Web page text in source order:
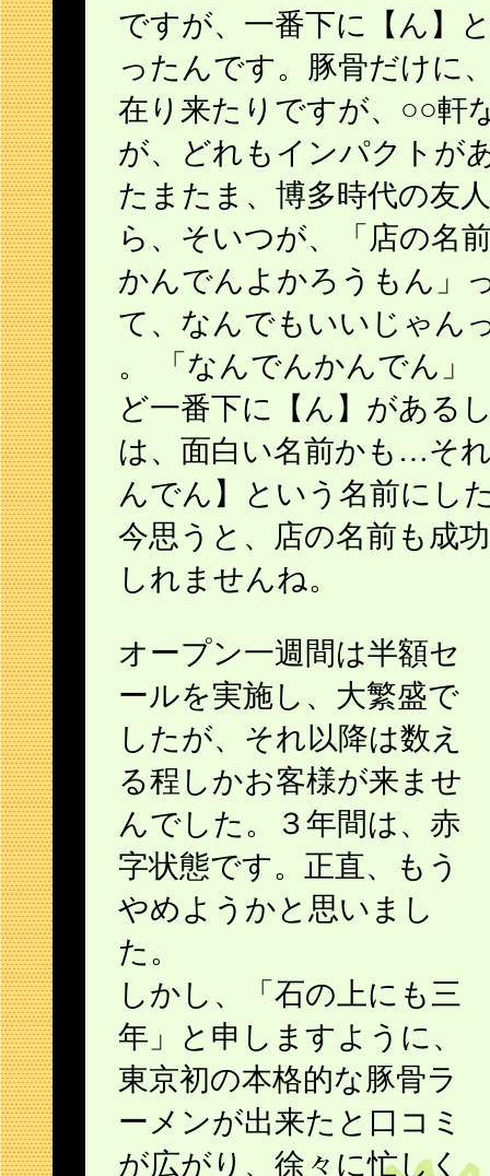
ですが、一番下に【ん】
ったんです。豚骨だけに
在り来たりですが、○○軒
が、どれもインパクトが
たまたま、博多時代の友
ら、そいつが、「店の名
かんでんよかろうもん」
て、なんでもいいじゃん
。 「なんでんかんでん」
ど一番下に【ん】がある
は、面白い名前かも…そ
んでん】という名前にし
今思うと、店の名前も成
しれませんね。
オープン一週間は半額セ
ールを実施し、大繁盛で
したが、それ以降は数え
る程しかお客様が来ませ
んでした。３年間は、赤
字状態です。正直、もう
やめようかと思いまし
た。
しかし、「石の上にも三
年」と申しますように、
東京初の本格的な豚骨ラ
ーメンが出来たと口コミ
が広がり、徐々に忙しく